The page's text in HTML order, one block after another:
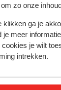
zo onze
klikken ga je
je meer
je wilt
intrekken.
Chamois d'Or